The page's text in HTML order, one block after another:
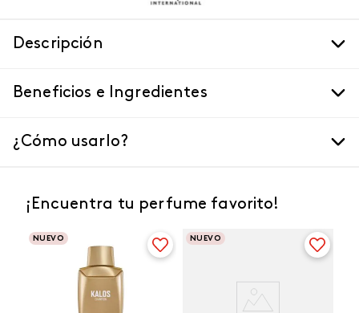
Descripción
Beneficios e Ingredientes
¿Cómo usarlo?
¡Encuentra tu perfume favorito!
NUEVO NUEVO